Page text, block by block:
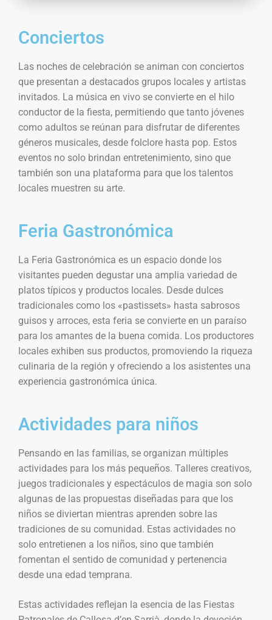
Conciertos
Las noches de celebración se animan con conciertos
que presentan a destacados grupos locales y artistas
invitados. La música en vivo se convierte en el hilo
conductor de la fiesta, permitiendo que tanto jóvenes
como adultos se reúnan para disfrutar de diferentes
géneros musicales, desde folclore hasta pop. Estos
eventos no solo brindan entretenimiento, sino que
también son una plataforma para que los talentos
locales muestren su arte.
Feria Gastronómica
La Feria Gastronómica es un espacio donde los
visitantes pueden degustar una amplia variedad de
platos típicos y productos locales. Desde dulces
tradicionales como los «pastissets» hasta sabrosos
guisos y arroces, esta feria se convierte en un paraíso
para los amantes de la buena comida. Los productores
locales exhiben sus productos, promoviendo la riqueza
culinaria de la región y ofreciendo a los asistentes una
experiencia gastronómica única.
Actividades para niños
Pensando en las familias, se organizan múltiples
actividades para los más pequeños. Talleres creativos,
juegos tradicionales y espectáculos de magia son solo
algunas de las propuestas diseñadas para que los
niños se diviertan mientras aprenden sobre las
tradiciones de su comunidad. Estas actividades no
solo entretienen a los niños, sino que también
fomentan el sentido de comunidad y pertenencia
desde una edad temprana.
Estas actividades reflejan la esencia de las Fiestas